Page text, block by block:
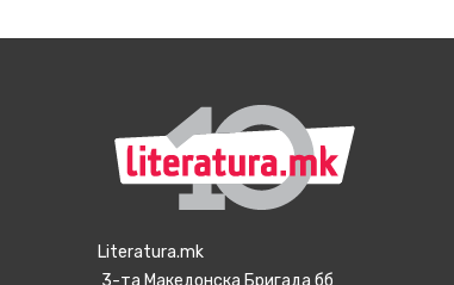
Literatura.mk
3-та Македонска Бригада бб